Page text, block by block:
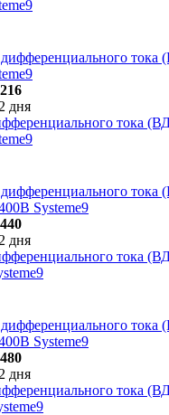
дня
тока
дня
тока
дня
тока